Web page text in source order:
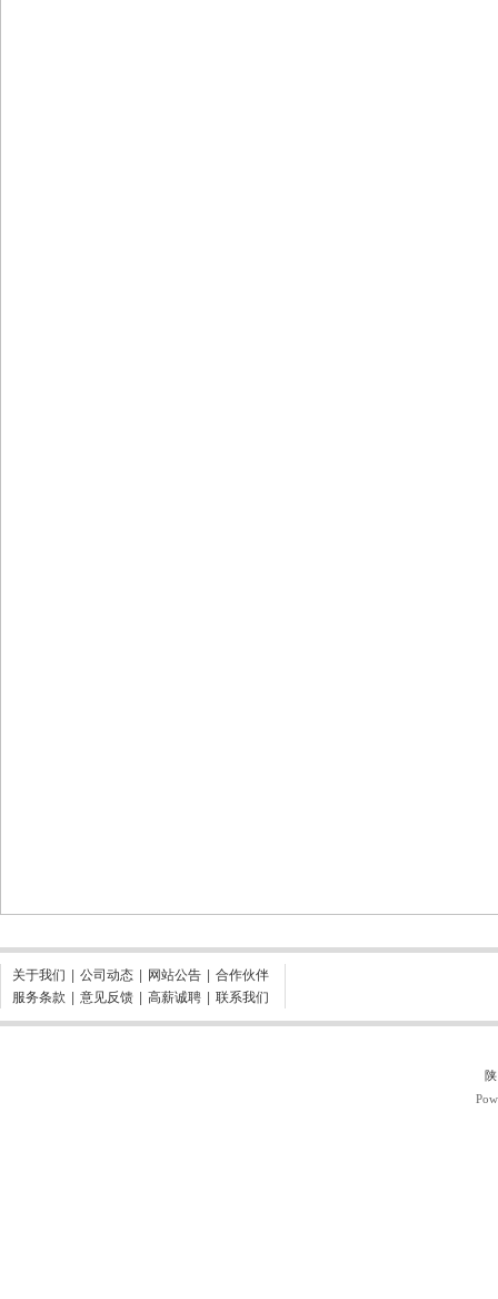
关于我们 公司动态 网站公告
合作伙伴
服务条款
意见反馈 高薪诚聘 联系我们